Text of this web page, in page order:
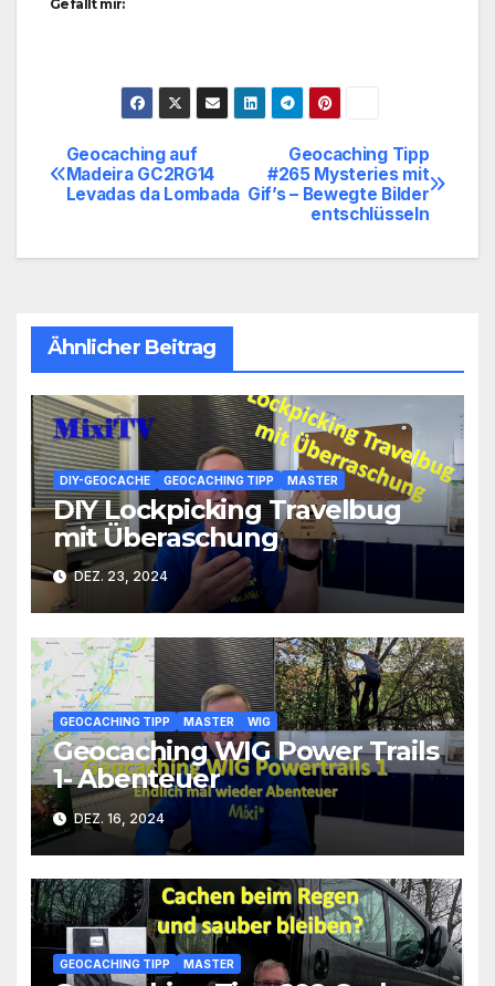
Gefällt mir:
Beitragsnavigation
Geocaching Tipp
#265 Mysteries mit
Gif’s – Bewegte Bilder
entschlüsseln
Geocaching auf
Madeira GC2RG14
Levadas da Lombada
Ähnlicher Beitrag
DIY-GEOCACHE GEOCACHING TIPP MASTER
DIY Lockpicking Travelbug
mit Überaschung
DEZ. 23, 2024
GEOCACHING TIPP MASTER WIG
Geocaching WIG Power Trails
1- Abenteuer
DEZ. 16, 2024
GEOCACHING TIPP MASTER